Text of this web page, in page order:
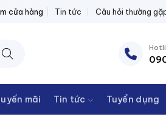
BỊ ĐIỆN THANH CHÂU
cửa hàng Tin tức Câu hỏi thường
mãi Tin tức Tuyển dụng